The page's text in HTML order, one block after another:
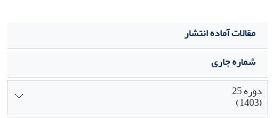
مقالات آماده انتشار
شماره جاری
دوره 25
(1403)